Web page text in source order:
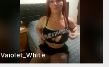
Vaiolet_White